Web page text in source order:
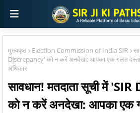
मुख्यपृष्ठ Election Commission of India SIR
Discrepancy' को न करें अनदेखा: आपका एक गलत
अधिकार
सावधान! मतदाता सूची में
को न करें अनदेखा: आपका एक